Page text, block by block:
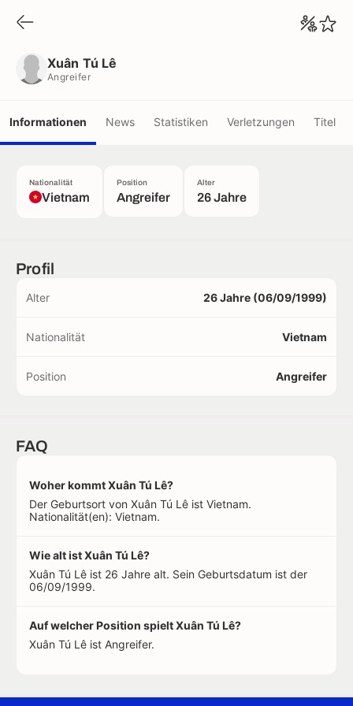
Xuân Tú Lê
Angreifer
Informationen News Statistiken Verletzungen Titel
Nationalität
Vietnam
Position
Angreifer
Alter
26 Jahre
Profil
Alter 26 Jahre (06/09/1999)
Nationalität Vietnam
Position Angreifer
FAQ
Woher kommt Xuân Tú Lê?
Der Geburtsort von Xuân Tú Lê ist Vietnam.
Nationalität(en): Vietnam.
Wie alt ist Xuân Tú Lê?
Xuân Tú Lê ist 26 Jahre alt. Sein Geburtsdatum ist der
06/09/1999.
Auf welcher Position spielt Xuân Tú Lê?
Xuân Tú Lê ist Angreifer.